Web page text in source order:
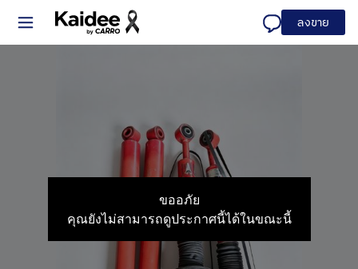
ลงขาย
ขออภัย
คุณยังไม่สามารถดูประกาศนี้ได้ในขณะนี้